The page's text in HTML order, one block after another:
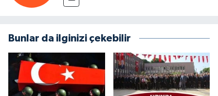
Bunlar da ilginizi çekebilir